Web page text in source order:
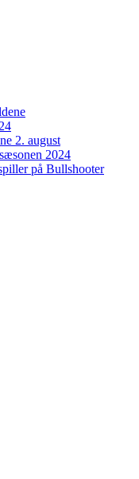
2. august
2024
på Bullshooter